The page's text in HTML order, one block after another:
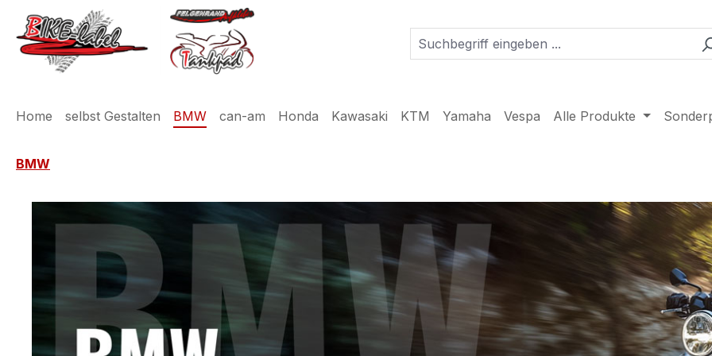
Hauptinhalt springen
Zur Suche springen
Zur Hauptnavigation springen
Home selbst Gestalten BMW can-am Honda Kawasaki KTM Yamaha Vespa Alle Produkte
BMW